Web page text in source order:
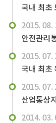
국내 최초
2015. 08.
안전관리
2015. 07.
국내 최초
2015. 07.
산업통상
2014. 03.